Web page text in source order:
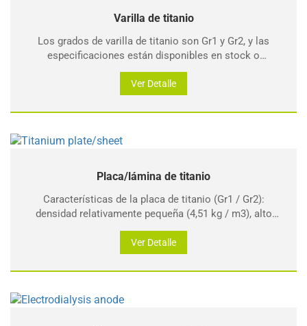
Varilla de titanio
Los grados de varilla de titanio son Gr1 y Gr2, y las
especificaciones están disponibles en stock o
personalizadas de acuerdo con los requisitos
específicos del cliente.
Ver Detalle
Placa/lámina de titanio
Características de la placa de titanio (Gr1 / Gr2):
densidad relativamente pequeña (4,51 kg / m3), alto
punto de fusión (1660 °C), fuerte resistencia a la
corrosión, alta resistencia específica y buena
plasticidad.
Ver Detalle